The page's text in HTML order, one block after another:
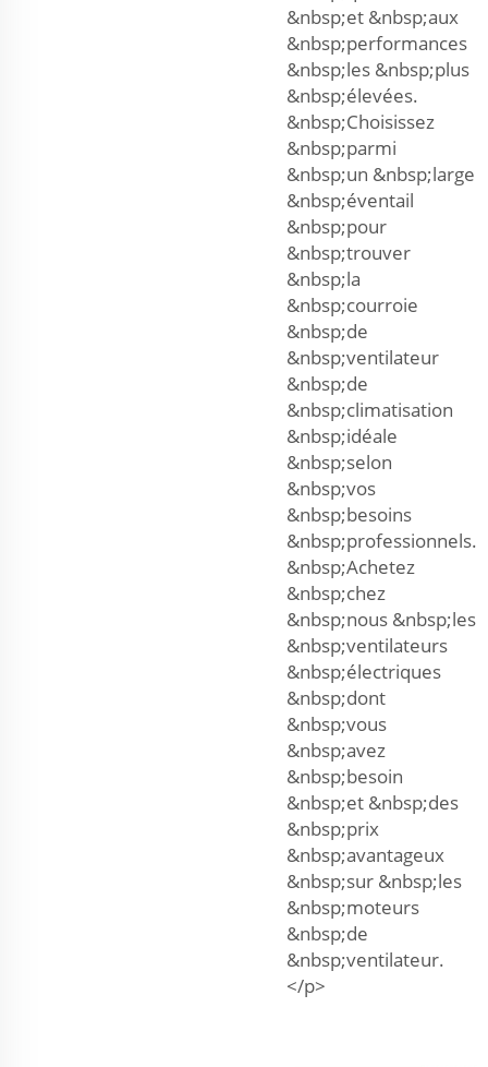
&nbsp;et &nbsp;aux
&nbsp;performances
&nbsp;les &nbsp;plus
&nbsp;élevées.
&nbsp;Choisissez
&nbsp;parmi
&nbsp;un &nbsp;large
&nbsp;éventail
&nbsp;pour
&nbsp;trouver
&nbsp;la
&nbsp;courroie
&nbsp;de
&nbsp;ventilateur
&nbsp;de
&nbsp;climatisation
&nbsp;idéale
&nbsp;selon
&nbsp;vos
&nbsp;besoins
&nbsp;professionnels.
&nbsp;Achetez
&nbsp;chez
&nbsp;nous &nbsp;les
&nbsp;ventilateurs
&nbsp;électriques
&nbsp;dont
&nbsp;vous
&nbsp;avez
&nbsp;besoin
&nbsp;et &nbsp;des
&nbsp;prix
&nbsp;avantageux
&nbsp;sur &nbsp;les
&nbsp;moteurs
&nbsp;de
&nbsp;ventilateur.
</p>